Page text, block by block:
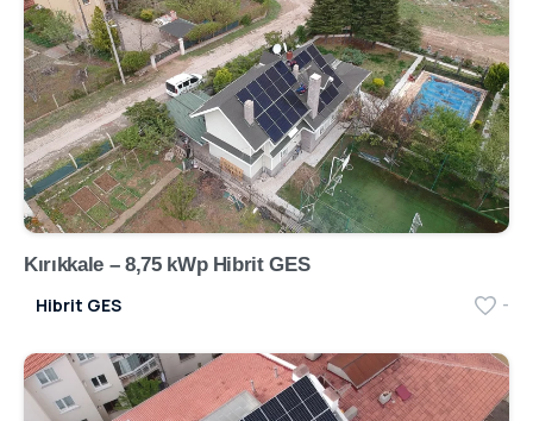
Kırıkkale – 8,75 kWp Hibrit GES
Hibrit GES
-